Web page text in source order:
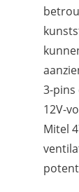
3-
12V-
Mitel